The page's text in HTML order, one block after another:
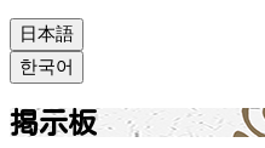
日本語
한국어
掲示板